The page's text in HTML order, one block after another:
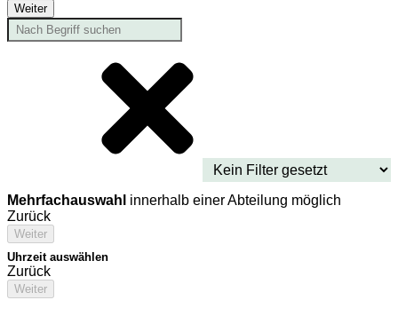
Weiter
Mehrfachauswahl innerhalb einer Abteilung möglich
Zurück
Weiter
Uhrzeit auswählen
Zurück
Weiter